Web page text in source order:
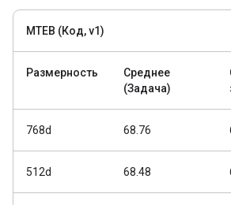
MTEB (Код, v1)
Размерность
Среднее
(Задача)
768d 68.76
512d 68.48